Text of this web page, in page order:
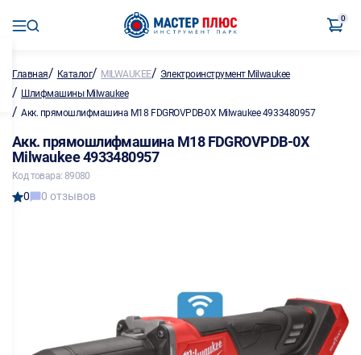
0
Главная/ Каталог/ MILWAUKEE/ Электроинструмент Milwaukee
/ Шлифмашины Milwaukee
/ Акк. прямошлифмашина M18 FDGROVPDB-0X Milwaukee 4933480957
Акк. прямошлифмашина M18 FDGROVPDB-0X
Milwaukee 4933480957
Код товара: 89080
0 0 отзывов